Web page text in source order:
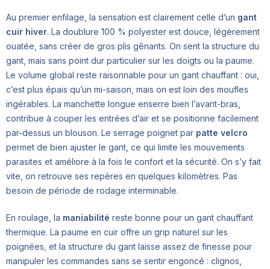
Au premier enfilage, la sensation est clairement celle d’un gant
cuir hiver. La doublure 100 % polyester est douce, légèrement
ouatée, sans créer de gros plis gênants. On sent la structure du
gant, mais sans point dur particulier sur les doigts ou la paume.
Le volume global reste raisonnable pour un gant chauffant : oui,
c’est plus épais qu’un mi-saison, mais on est loin des moufles
ingérables. La manchette longue enserre bien l’avant-bras,
contribue à couper les entrées d’air et se positionne facilement
par-dessus un blouson. Le serrage poignet par patte velcro
permet de bien ajuster le gant, ce qui limite les mouvements
parasites et améliore à la fois le confort et la sécurité. On s’y fait
vite, on retrouve ses repères en quelques kilomètres. Pas
besoin de période de rodage interminable.
En roulage, la maniabilité reste bonne pour un gant chauffant
thermique. La paume en cuir offre un grip naturel sur les
poignées, et la structure du gant laisse assez de finesse pour
manipuler les commandes sans se sentir engoncé : clignos,